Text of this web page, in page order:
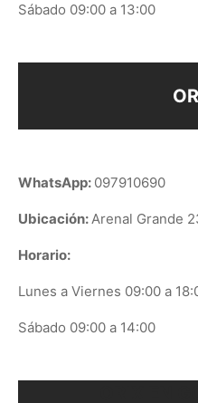
Sábado 09:00 a 13:00
WhatsApp: 097910690
Ubicación:Arenal Grande
Horario:
Lunes a Viernes 09:00 a
Sábado 09:00 a 14:00